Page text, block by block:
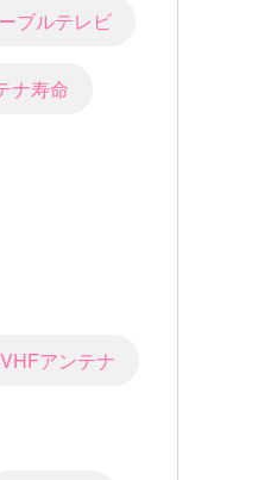
ブルテレビ
ナ寿命
アンテナ